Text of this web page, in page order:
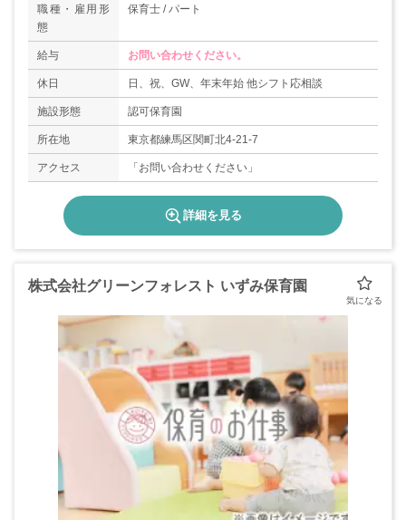
職種・雇用形
態
保育士 / パート
給与 お問い合わせください。
休日 日、祝、GW、年末年始 他シフト応相談
施設形態 認可保育園
所在地 東京都練馬区関町北4-21-7
アクセス 「お問い合わせください」
詳細を見る
株式会社グリーンフォレスト いずみ保育園